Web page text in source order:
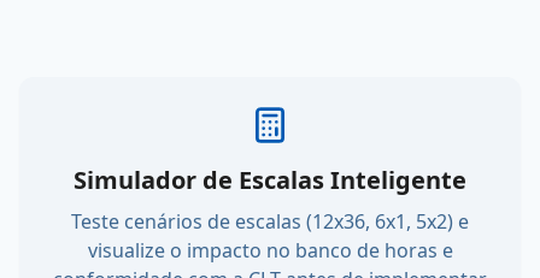
Simulador de Escalas Inteligente
Teste cenários de escalas (12x36, 6x1, 5x2) e
visualize o impacto no banco de horas e